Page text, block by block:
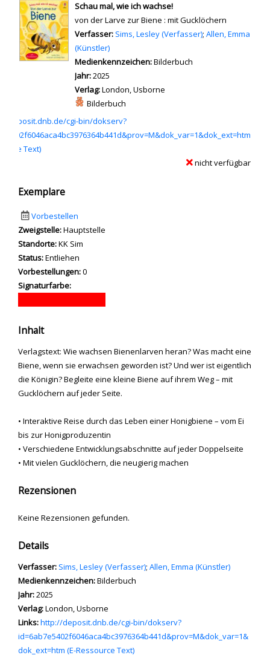
wird in neuem Tab geöffnet
Schau mal, wie ich wachse!
von der Larve zur Biene : mit Gucklöchern
Verfasser: Suche nach diesem Verfasser
Sims, Lesley (Verfasser); Allen, Emma
(Künstler)
Medienkennzeichen:Bilderbuch
Jahr:2025
Verlag:London, Usborne
Mediengruppe:
Bilderbuch
externen Medieninhalt - wird in neuem Tab geöffnet
deposit.dnb.de/cgi-bin/dokserv?
Text)
nicht verfügbar
Exemplare
Vorbestellen
Zweigstelle:Hauptstelle
Standorte:KK Sim
Status:Entliehen
Vorbestellungen:0
Signaturfarbe:
Inhalt
Verlagstext: Wie wachsen Bienenlarven heran? Was macht eine
Biene, wenn sie erwachsen geworden ist? Und wer ist eigentlich
die Königin? Begleite eine kleine Biene auf ihrem Weg – mit
Gucklöchern auf jeder Seite.
• Interaktive Reise durch das Leben einer Honigbiene – vom Ei
bis zur Honigproduzentin
• Verschiedene Entwicklungsabschnitte auf jeder Doppelseite
• Mit vielen Gucklöchern, die neugierig machen
Rezensionen
Keine Rezensionen gefunden.
Details
Verfasser: Suche nach diesem Verfasser
Sims, Lesley (Verfasser); Allen, Emma (Künstler)
Medienkennzeichen:Bilderbuch
Jahr:2025
Verlag:London, Usborne
opens in new tab
Links:Diesen Link in neuem Tab öffnen
http://deposit.dnb.de/cgi-bin/dokserv?
id=6ab7e5402f6046aca4bc3976364b441d&prov=M&dok_var=1&
dok_ext=htm (E-Ressource Text)